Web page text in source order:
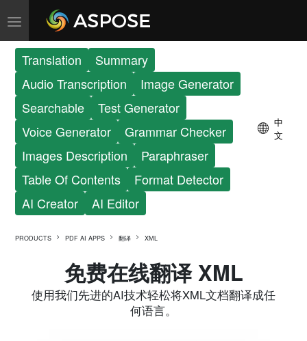
Translation
Summary
Audio Transcription
Image Generator
Searchable
Test Generator
Voice Generator
Grammar Checker
Images Description
Paraphraser
Table Of Contents
Format Detector
AI Creator
AI Editor
中
文
PRODUCTS PDF AI APPS 翻译 XML
免费在线翻译 XML
使用我们先进的AI技术轻松将XML文档翻译成任
何语言。